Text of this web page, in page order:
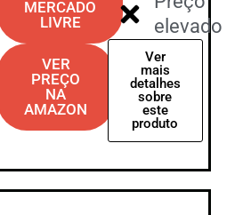
MERCADO
LIVRE
VER
PREÇO
NA
AMAZON
elevado
Ver
mais
detalhes
sobre
este
produto